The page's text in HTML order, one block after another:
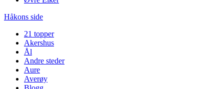
Håkons side
21 topper
Akershus
Ål
Andre steder
Aure
Averøy